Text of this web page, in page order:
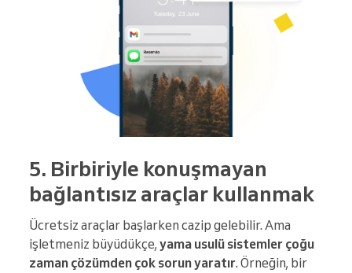
5. Birbiriyle konuşmayan
bağlantısız araçlar kullanmak
Ücretsiz araçlar başlarken cazip gelebilir. Ama
işletmeniz büyüdükçe, yama usulü sistemler çoğu
zaman çözümden çok sorun yaratır. Örneğin, bir